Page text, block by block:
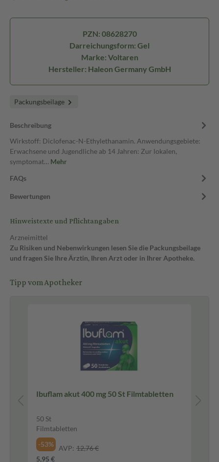
PZN: 08628270
Darreichungsform: Gel
Marke: Voltaren
Hersteller: Haleon Germany GmbH
Packungsbeilage
Beschreibung
Wirkstoff: Diclofenac-N-Ethylethanamin. Anwendungsgebiete:
Erwachsene und Jugendliche ab 14 Jahren: Zur lokalen,
symptomat… Mehr
FAQs
Bewertungen
Hinweistexte und Pflichtangaben
Arzneimittel
Zu Risiken und Nebenwirkungen lesen Sie die Packungsbeilage
und fragen Sie Ihre Ärztin, Ihren Arzt oder in Ihrer Apotheke.
Tipp vom Apotheker
Ibuflam akut 400 mg 50 St Filmtabletten
50 St
Filmtabletten
-53%
AVP: 12,76 €
5,95 €